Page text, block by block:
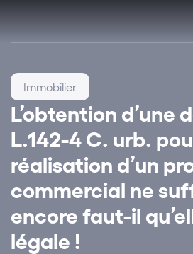
L’obtention d’une
L.142-4 C. urb.
réalisation d’un
commercial ne
encore faut-il
légale !
Immobilier